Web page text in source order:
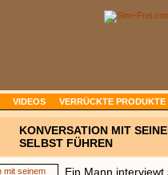
VIDEOS VERRÜCKTE PRODUKTE
KONVERSATION MIT
SELBST FÜHREN
Ein Mann